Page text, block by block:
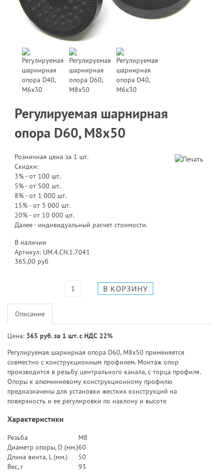
Регулируемая шарнирная
опора D60, М8х50
Розничная цена за 1 шт.
Скидки:
3% - от 100 шт.
5% - от 500 шт.
8% - от 1 000 шт.
15% - от 3 000 шт.
20% - от 10 000 шт.
Далее - индивидуальный расчет стоимости.
В наличии
Артикул: UM.4.CN.1.7041
365,00 руб
Описание
Цена: 365 руб. за 1 шт. с НДС 22%
Регулируемая шарнирная опора D60, М8х50 применяется
совместно с конструкционным профилем. Монтаж опор
производится в резьбу центрального канала, с торца профиля.
Опоры к алюминиевому конструкционному профилю
предназначены для установки жестких конструкций на
поверхность и ее регулировки по наклону и высоте
Характеристики
Резьба
M8
Диаметр опоры, D (мм.)60
Длина винта, L (мм.)
50
Вес, г
93